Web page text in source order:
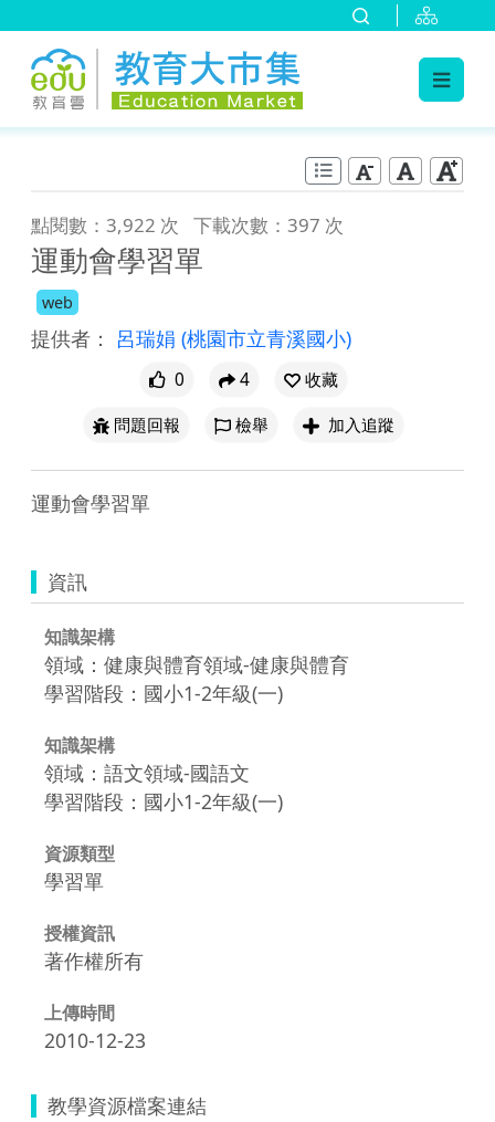
點閱數：3,922 次 下載次數：397 次
運動會學習單
web
提供者： 呂瑞娟 (桃園市立青溪國小)
0 4
收藏
問題回報
檢舉 加入追蹤
運動會學習單
資訊
知識架構
領域：健康與體育領域-健康與體育
學習階段：國小1-2年級(一)
知識架構
領域：語文領域-國語文
學習階段：國小1-2年級(一)
資源類型
學習單
授權資訊
著作權所有
上傳時間
2010-12-23
教學資源檔案連結